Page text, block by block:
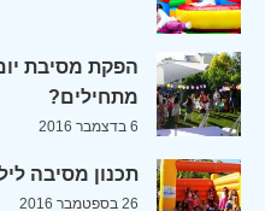
הפקת מסיבת
מתחילים?
6 בדצמבר 2016
תכנון מסיבה
26 בספטמבר 2016